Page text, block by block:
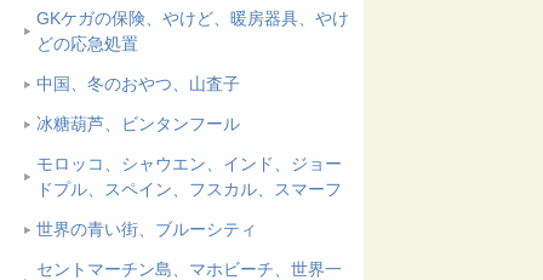
GKケガの保険、やけど、暖房器具、やけ
どの応急処置
中国、冬のおやつ、山査子
冰糖葫芦、ビンタンフール
モロッコ、シャウエン、インド、ジョー
ドプル、スペイン、フスカル、スマーフ
世界の青い街、ブルーシティ
セントマーチン島、マホビーチ、世界一